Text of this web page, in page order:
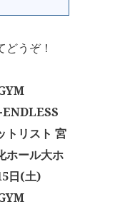
うぞ！
トリスト 宮
ホール大ホ
日(土)